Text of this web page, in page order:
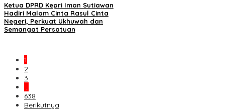
Ketua DPRD Kepri Iman Sutiawan
Hadiri Malam Cinta Rasul Cinta
Negeri, Perkuat Ukhuwah dan
Semangat Persatuan
1
2
3
…
638
Berikutnya